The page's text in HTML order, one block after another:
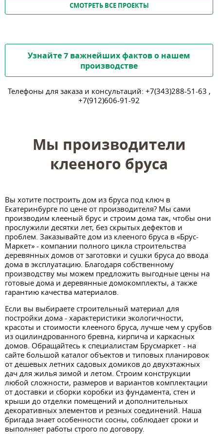
СМОТРЕТЬ ВСЕ ПРОЕКТЫ
Узнайте 7 важнейших фактов о нашем
производстве
Телефоны для заказа и консультаций: +7(343)288-51-63 ,
+7(912)606-91-92
Мы производители
клееного бруса
Вы хотите построить дом из бруса под ключ в
Екатеринбурге по цене от производителя? Мы сами
производим клееный брус и строим дома так, чтобы они
прослужили десятки лет, без скрытых дефектов и
проблем. Заказывайте дом из клееного бруса в «Брус-
Маркет» - компании полного цикла строительства
деревянных домов от заготовки и сушки бруса до ввода
дома в эксплуатацию. Благодаря собственному
производству мы можем предложить выгодные цены на
готовые дома и деревянные домокомплекты, а также
гарантию качества материалов.
Если вы выбираете строительный материал для
постройки дома - характеристики экологичности,
красоты и стоимости клееного бруса, лучше чем у срубов
из оцилиндрованного бревна, кирпича и каркасных
домов. Обращайтесь к специалистам Брусмаркет - на
сайте большой каталог объектов и типовых планировок
от дешевых летних садовых домиков до двухэтажных
дач для жилья зимой и летом. Строим конструкции
любой сложности, размеров и вариантов комплектации
от доставки и сборки коробки из фундамента, стен и
крыши до отделки помещений и дополнительных
декоративных элементов и резных соединений. Наша
бригада знает особенности сосны, соблюдает сроки и
выполняет работы строго по договору.